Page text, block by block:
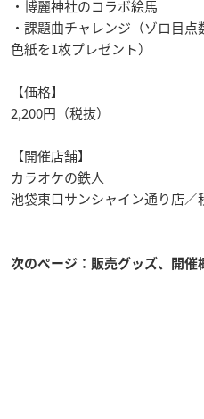
・博麗神社のコラボ絵馬
・課題曲チャレンジ（ゾロ目
色紙を1枚プレゼント）
【価格】
2,200円（税抜）
【開催店舗】
カラオケの鉄人
池袋東口サンシャイン通り店／
次のページ：販売グッズ、開催